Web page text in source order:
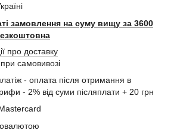
замовлення на суму вищу за 3600
про доставку
при самовивозі
- оплата після отримання в
- 2% від суми післяплати + 20 грн